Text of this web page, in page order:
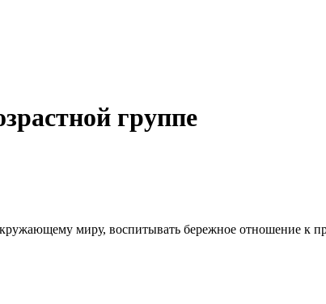
группе
миру, воспитывать бережное отношение к